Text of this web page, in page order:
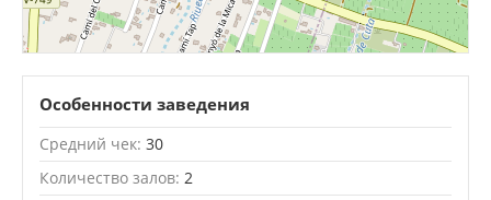
Особенности заведения
Средний чек: 30
Количество залов: 2